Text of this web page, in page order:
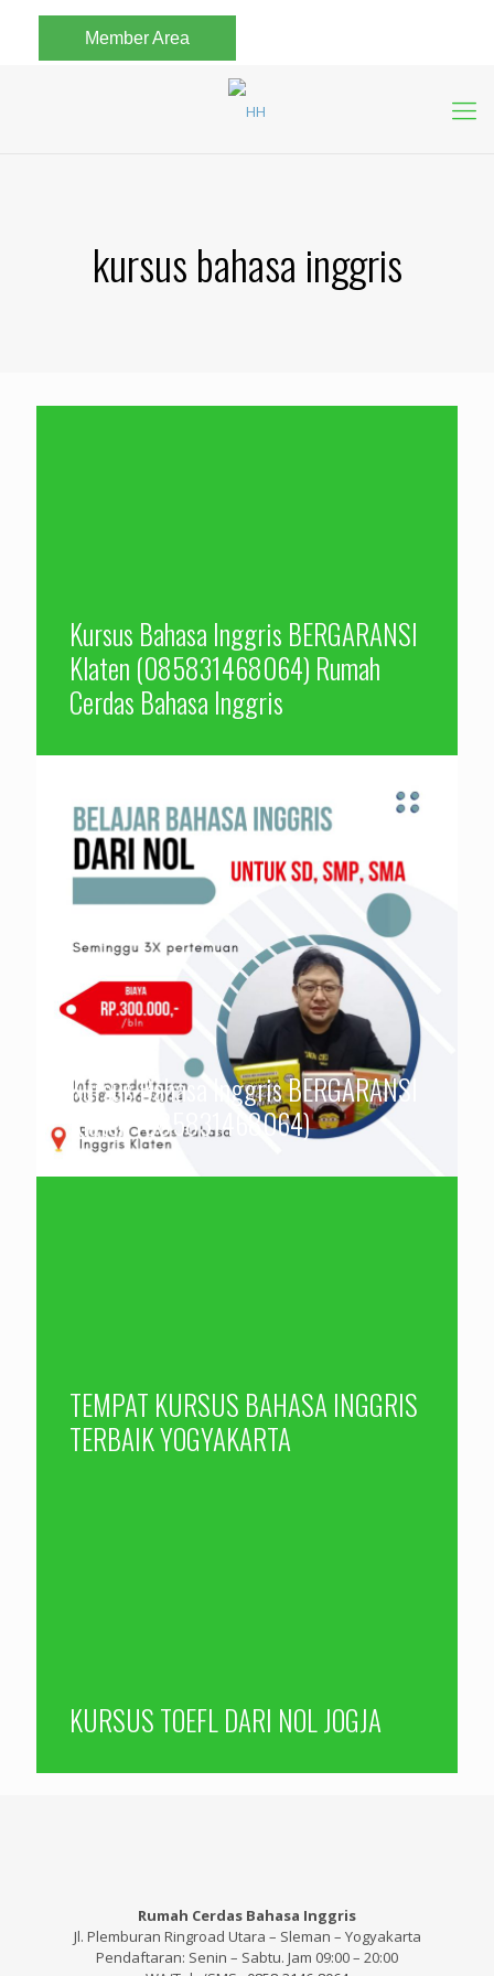
Member Area
kursus bahasa inggris
Kursus Bahasa Inggris BERGARANSI
Klaten (085831468064) Rumah
Cerdas Bahasa Inggris
Kursus Bahasa Inggris BERGARANSI
Klaten (085831468064)
TEMPAT KURSUS BAHASA INGGRIS
TERBAIK YOGYAKARTA
KURSUS TOEFL DARI NOL JOGJA
Rumah Cerdas Bahasa Inggris
Jl. Plemburan Ringroad Utara – Sleman – Yogyakarta
Pendaftaran: Senin – Sabtu. Jam 09:00 – 20:00